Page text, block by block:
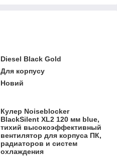
Diesel Black Gold
Для корпусу
Новий
Кулер Noiseblocker
BlackSilent XL2 120 мм blue,
тихий высокоэффективный
вентилятор для корпуса ПК,
радиаторов и систем
охлаждения